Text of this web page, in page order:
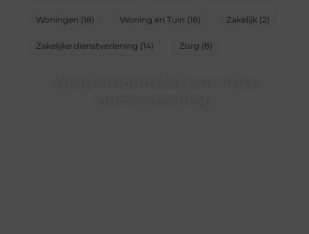
Woningen (18) Woning en Tuin (18) Zakelijk(2)
Zakelijke dienstverlening (14) Zorg (8)